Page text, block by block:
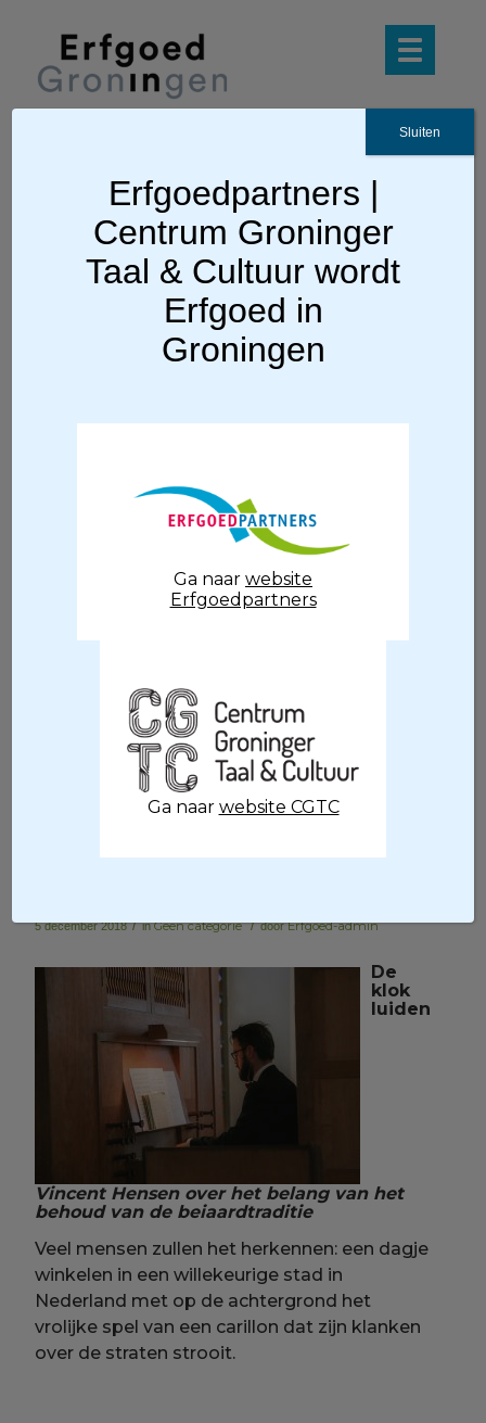
Crowdfundingsactie
Doe-orgels: zelf een
orgel in elkaar zetten
Geen categorie / door Erfgoed-admin
De crowdfundingsactie van Erfgoedpartners
twee Doe-orgels worden aangeschaft.
Lees meer
5 december 2018 / inGeen categorie / doorErfgoed-admin
De
klok
luiden
Vincent Hensen over het belang van het
behoud van de beiaardtraditie
Veel mensen zullen het herkennen: een dagje
winkelen in een willekeurige stad in
Nederland met op de achtergrond het
vrolijke spel van een carillon dat zijn klanken
over de straten strooit.
Erfgoedpartners |
Centrum Groninger
Taal & Cultuur wordt
Erfgoed in
Groningen
Ga naar website
Erfgoedpartners
Ga naar website CGTC
Sluiten